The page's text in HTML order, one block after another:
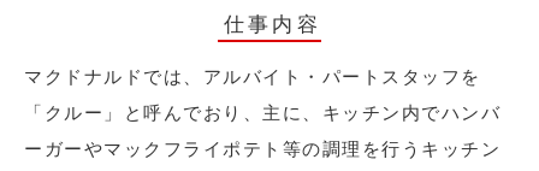
仕事内容
マクドナルドでは、アルバイト・パートスタッフを
「クルー」と呼んでおり、主に、キッチン内でハンバ
ーガーやマックフライポテト等の調理を行うキッチン